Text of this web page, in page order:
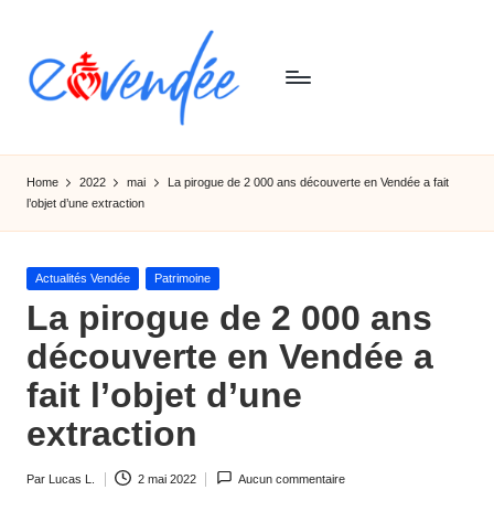
content
E
-
v
e
n
d
e
e
tourismes,
activités
informations
Home 2022 mai
La pirogue de 2 000 ans découverte en Vendée a fait
l’objet d’une extraction
Posted
Actualités Vendée Patrimoine
La pirogue de 2 000 ans
découverte en Vendée a
fait l’objet d’une
extraction
Par Lucas L. 2 mai 2022 Aucun commentaire